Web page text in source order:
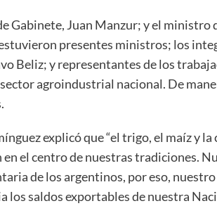
Gabinete, Juan Manzur; y el ministro
presentes ministros; los
Beliz; y representantes de los
agroindustrial nacional. De
explicó que “el trigo, el maíz y
el centro de nuestras tradiciones.
de los argentinos, por eso,
los saldos exportables de nuestra